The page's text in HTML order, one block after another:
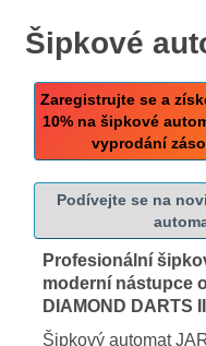
Šipkové
Zaregistrujte se a
10% na šipkové
vyprodání
Podívejte se na
Profesionální
moderní nástupce
DIAMOND DARTS III
Šipkový automat